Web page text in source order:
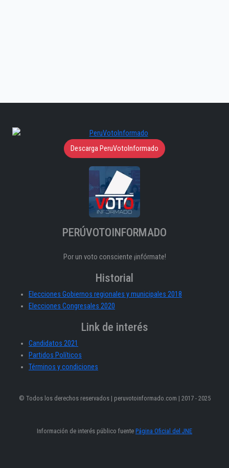
Descarga PeruVotoInformado
PERÚVOTOINFORMADO
Por un voto consciente ¡infórmate!
Historial
Elecciones Gobiernos regionales y municipales 2018
Elecciones Congresales 2020
Link de interés
Candidatos 2021
Partidos Políticos
Términos y condiciones
© Todos los derechos reservados | peruvotoinformado.com | 2017 - 2025
Información de interés público fuente Página Oficial del JNE